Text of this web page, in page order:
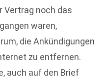
Vertrag noch das
waren,
die Ankündigungen
zu entfernen.
auch auf den Brief